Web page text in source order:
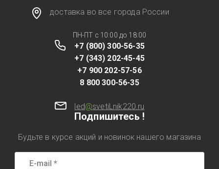
доставка во все города России
ПН-ПТ с 10:00 до 18:00
+7 (800) 300-56-35
+7 (343) 202-45-45
+7 900 202-57-56
8 800 300-56-35
led@svetiLnik220.ru
Подпишитесь !
Будьте в курсе акций и новинок нашего магазина